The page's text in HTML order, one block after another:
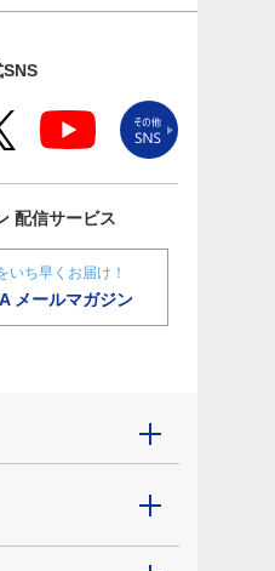
配信サービス
いち早くお届け！
メールマガジン